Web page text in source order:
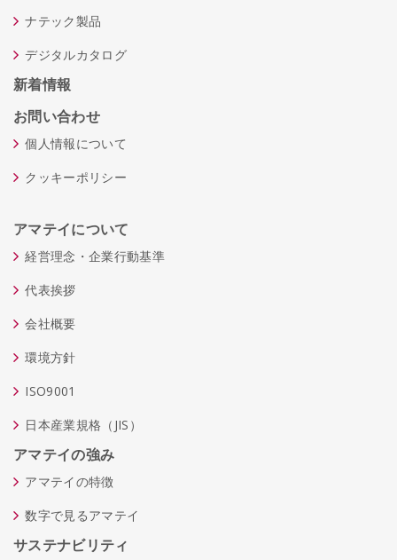
ナテック製品
デジタルカタログ
新着情報
お問い合わせ
個人情報について
クッキーポリシー
アマテイについて
経営理念・企業行動基準
代表挨拶
会社概要
環境方針
ISO9001
日本産業規格（JIS）
アマテイの強み
アマテイの特徴
数字で見るアマテイ
サステナビリティ